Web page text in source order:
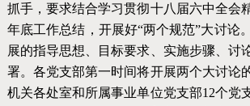
抓手，要求结合学习贯彻十八届六中全会
年底工作总结，开展好“两个规范”大讨论
展的指导思想、目标要求、实施步骤、讨
署。各党支部第一时间将开展两个大讨论
机关各处室和所属事业单位党支部12个党